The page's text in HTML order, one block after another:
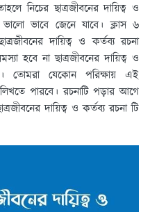
নিচের ছাত্রজীবনের দায়িত্ব ও
ভাবে জেনে যাবে। ক্লাস ৬
দায়িত্ব ও কর্তব্য রচনা
হবে না ছাত্রজীবনের দায়িত্ব ও
তোমরা যেকোন পরিক্ষায় এই
লিখতে পারবে। রচনাটি পড়ার আগে
দায়িত্ব ও কর্তব্য রচনা টি